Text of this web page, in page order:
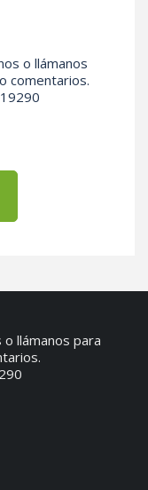
o llámanos
comentarios.
llámanos para